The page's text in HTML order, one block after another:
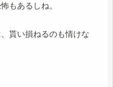
もあるしね。
貰い損ねるのも情けな